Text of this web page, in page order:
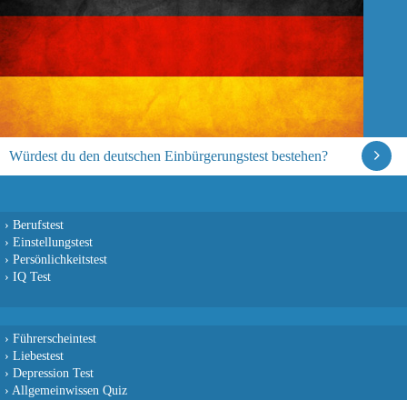
Würdest du den deutschen Einbürgerungstest bestehen?
› Berufstest
› Einstellungstest
› Persönlichkeitstest
› IQ Test
› Führerscheintest
› Liebestest
› Depression Test
› Allgemeinwissen Quiz